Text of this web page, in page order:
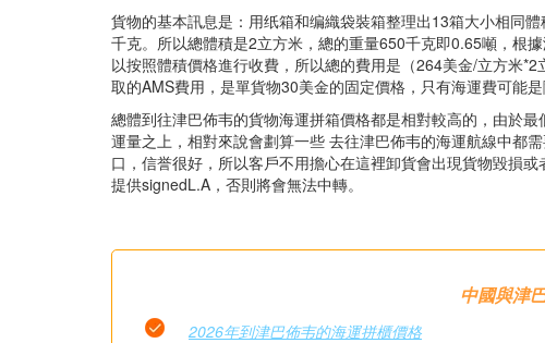
貨物的基本訊息是：用纸箱和编織袋裝箱整理出13箱大小相同
千克。所以總體積是2立方米，總的重量650千克即0.65噸，根
以按照體積價格進行收費，所以總的費用是（264美金/立方米
取的AMS費用，是單貨物30美金的固定價格，只有海運費可能
總體到往津巴佈韦的貨物海運拼箱價格都是相對較高的，由於
運量之上，相對來說會劃算一些 去往津巴佈韦的海運航線中都
口，信誉很好，所以客戶不用擔心在這裡卸貨會出現貨物毀損
提供signedL.A，否則將會無法中轉。
中國與津
2026年到津巴佈韦的海運拼櫃價格